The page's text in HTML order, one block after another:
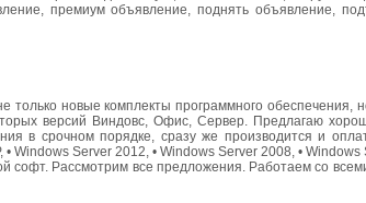
премиум объявление, поднять объявление,
новые комплекты программного обеспечения,
версий Виндовс, Офис, Сервер. Предлагаю
в срочном порядке, сразу же производится и
Windows Server 2012, • Windows Server 2008, •
софт. Рассмотрим все предложения. Работаем со